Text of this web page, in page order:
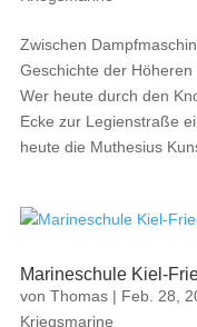
Zwischen
Geschichte der
Wer heute durch den
Ecke zur Legienstraße
heute die Muthesius
Marineschule Kiel-
von Thomas| Feb. 28,
Kriegsmarine